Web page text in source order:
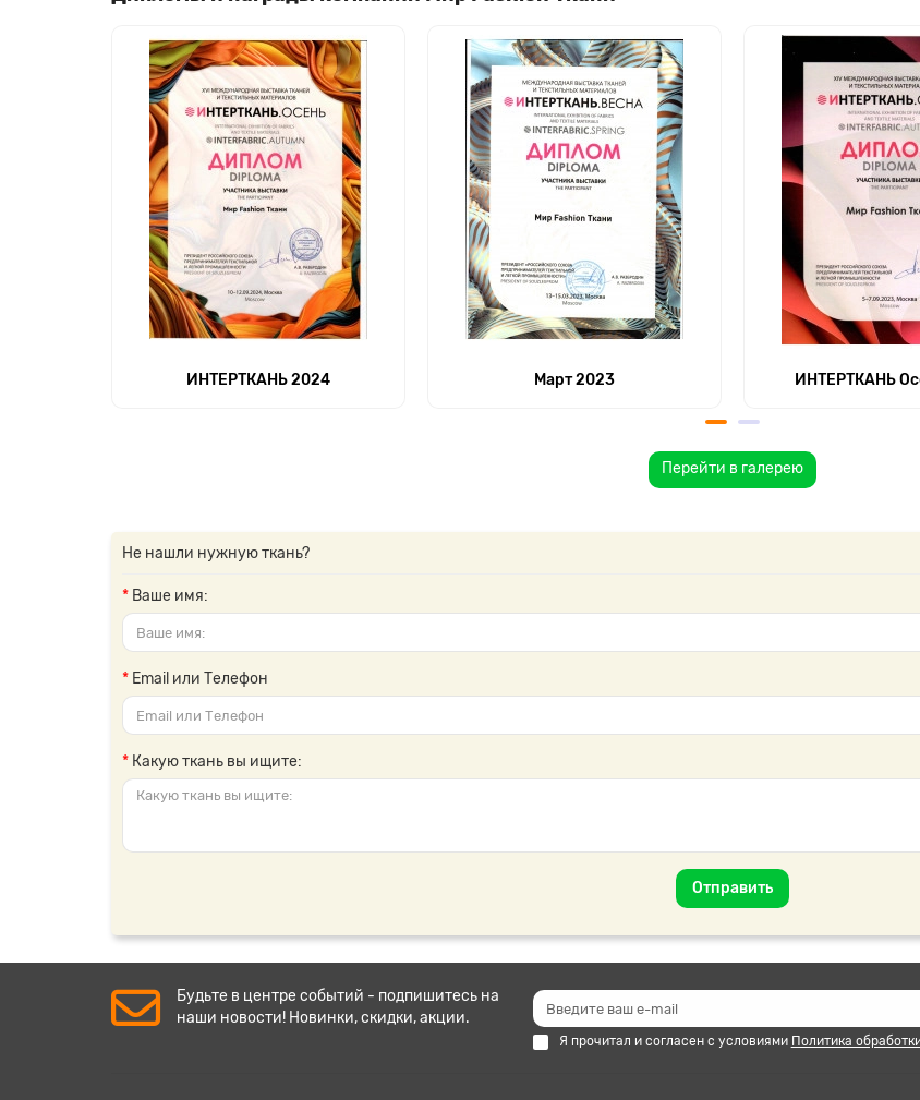
ИНТЕРТКАНЬ 2024 Март 2023 ИНТЕРТКАНЬ
Перейти в галерею
Не нашли нужную ткань?
Ваше имя:
Email или Телефон
Какую ткань вы ищите:
Отправить
Будьте в центре событий - подпишитесь на
наши новости! Новинки, скидки, акции.
Я прочитал и согласен с условиями Политика